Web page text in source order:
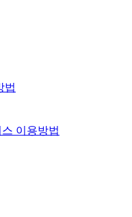
법
이용방법